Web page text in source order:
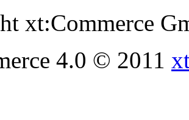
xt:Commerce
4.0 © 2011